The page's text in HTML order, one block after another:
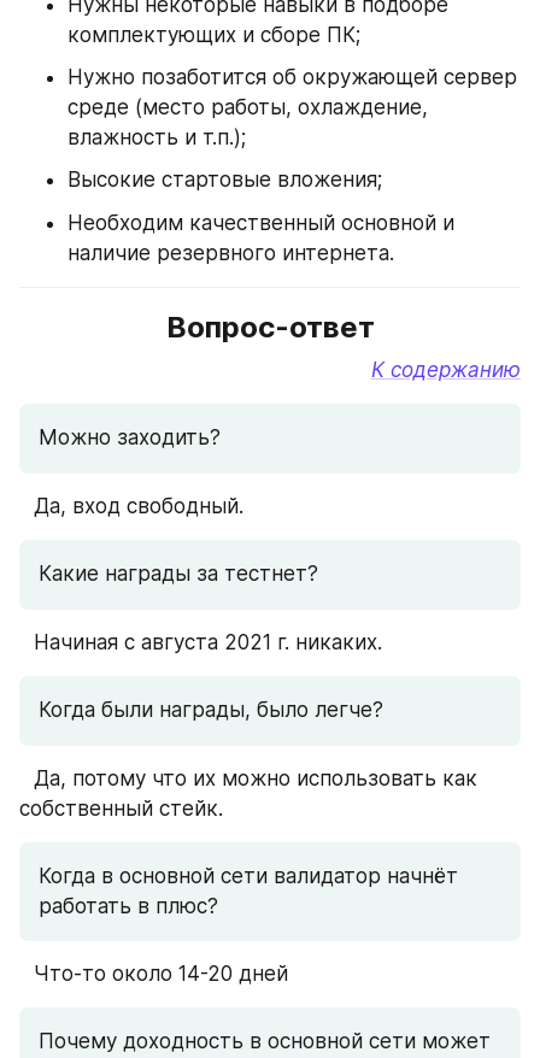
Нужны некоторые навыки в подборе
комплектующих и сборе ПК;
Нужно позаботится об окружающей сервер
среде (место работы, охлаждение,
влажность и т.п.);
Высокие стартовые вложения;
Необходим качественный основной и
наличие резервного интернета.
Вопрос-ответ
К содержанию
Можно заходить?
⠀Да, вход свободный.
Какие награды за тестнет?
⠀Начиная с августа 2021 г. никаких.
Когда были награды, было легче?
⠀Да, потому что их можно использовать как
собственный стейк.
Когда в основной сети валидатор начнёт
работать в плюс?
⠀Что-то около 14-20 дней
Почему доходность в основной сети может